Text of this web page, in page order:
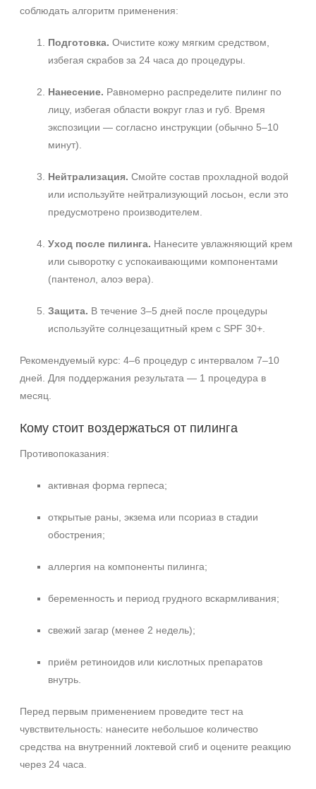
соблюдать алгоритм применения:
Подготовка. Очистите кожу мягким средством,
избегая скрабов за 24 часа до процедуры.
Нанесение. Равномерно распределите пилинг по
лицу, избегая области вокруг глаз и губ. Время
экспозиции — согласно инструкции (обычно 5–10
минут).
Нейтрализация. Смойте состав прохладной водой
или используйте нейтрализующий лосьон, если это
предусмотрено производителем.
Уход после пилинга. Нанесите увлажняющий крем
или сыворотку с успокаивающими компонентами
(пантенол, алоэ вера).
Защита. В течение 3–5 дней после процедуры
используйте солнцезащитный крем с SPF 30+.
Рекомендуемый курс: 4–6 процедур с интервалом 7–10
дней. Для поддержания результата — 1 процедура в
месяц.
Кому стоит воздержаться от пилинга
Противопоказания:
активная форма герпеса;
открытые раны, экзема или псориаз в стадии
обострения;
аллергия на компоненты пилинга;
беременность и период грудного вскармливания;
свежий загар (менее 2 недель);
приём ретиноидов или кислотных препаратов
внутрь.
Перед первым применением проведите тест на
чувствительность: нанесите небольшое количество
средства на внутренний локтевой сгиб и оцените реакцию
через 24 часа.